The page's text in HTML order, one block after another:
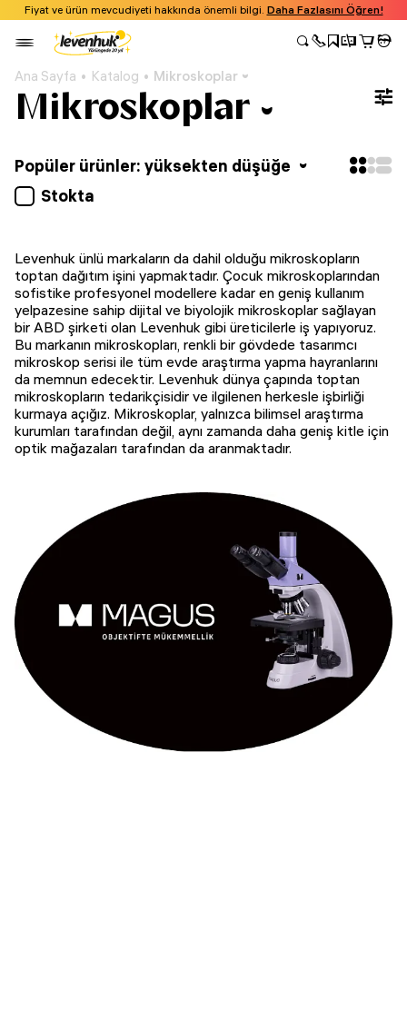
Fiyat ve ürün mevcudiyeti hakkında önemli bilgi. Daha Fazlasını Öğren!
Ana Sayfa Katalog Mikroskoplar
Mikroskoplar
Popüler ürünler: yüksekten düşüğe
Stokta
Levenhuk ünlü markaların da dahil olduğu mikroskopların
toptan dağıtım işini yapmaktadır. Çocuk mikroskoplarından
sofistike profesyonel modellere kadar en geniş kullanım
yelpazesine sahip dijital ve biyolojik mikroskoplar sağlayan
bir ABD şirketi olan Levenhuk gibi üreticilerle iş yapıyoruz.
Bu markanın mikroskopları, renkli bir gövdede tasarımcı
mikroskop serisi ile tüm evde araştırma yapma hayranlarını
da memnun edecektir. Levenhuk dünya çapında toptan
mikroskopların tedarikçisidir ve ilgilenen herkesle işbirliği
kurmaya açığız. Mikroskoplar, yalnızca bilimsel araştırma
kurumları tarafından değil, aynı zamanda daha geniş kitle için
optik mağazaları tarafından da aranmaktadır.